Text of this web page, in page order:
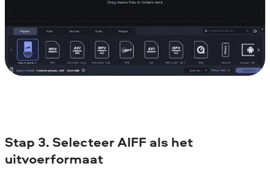
Stap 3. Selecteer AIFF als het
uitvoerformaat